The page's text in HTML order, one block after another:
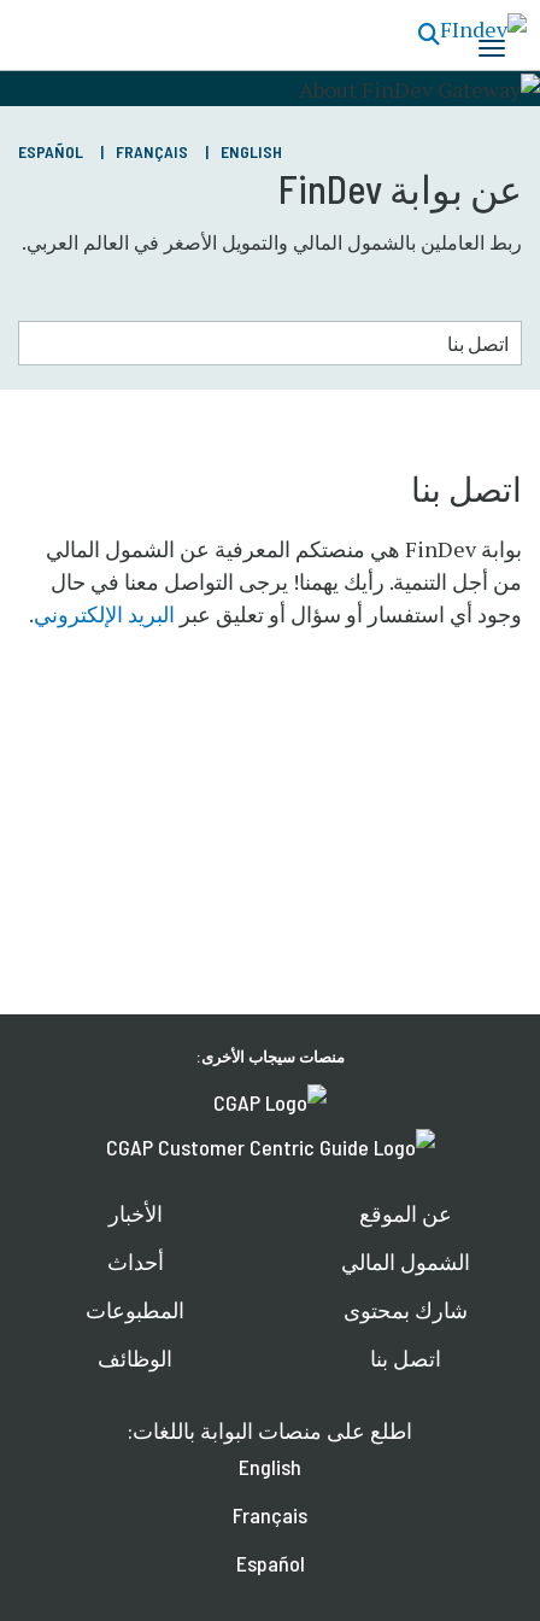
الرئيسي
عن بوابة FinDev
ربط العاملين بالشمول المالي والتمويل الأصغر في العالم العربي.
ENGLISH
FRANÇAIS
ESPAÑOL
اتصل بنا
بوابة FinDev هي منصتكم المعرفية عن الشمول المالي
من أجل التنمية. رأيك يهمنا! يرجى التواصل معنا في حال
وجود أي استفسار أو سؤال أو تعليق عبرالبريد الإلكتروني.
منصات سيجاب الأخرى:
عن الموقع
الشمول المالي
شارك بمحتوى
اتصل بنا
الأخبار
أحداث
المطبوعات
الوظائف
اطلع على منصات البوابة باللغات:
English
Français
Español